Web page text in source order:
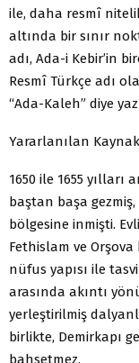
ile, daha resmî
altında bir sınır
adı, Ada-i Kebir’in
Resmî Türkçe adı
“Ada-Kaleh” diye
Yararlanılan
1650 ile 1655 yılları
baştan başa gezmiş,
bölgesine inmişti.
Fethislam ve
nüfus yapısı ile
arasında akıntı
yerleştirilmiş
birlikte, Demirkapı
bahsetmez.